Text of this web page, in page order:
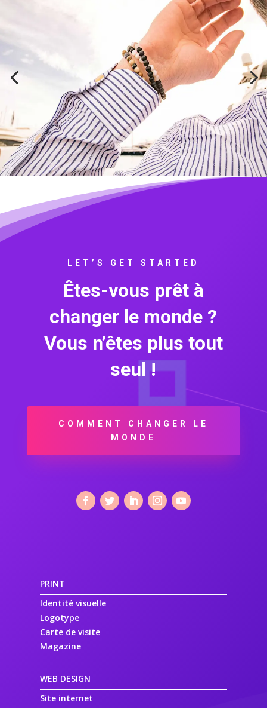
LET’S GET STARTED
Êtes-vous prêt à
changer le monde ?
Vous n’êtes plus tout
seul !
COMMENT CHANGER LE
MONDE
PRINT
Identité visuelle
Logotype
Carte de visite
Magazine
WEB DESIGN
Site internet